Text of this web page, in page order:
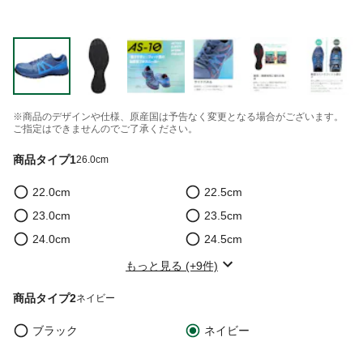
※商品のデザインや仕様、原産国は予告なく変更となる場合がございます。
ご指定はできませんのでご了承ください。
商品タイプ126.0cm
22.0cm
22.5cm
23.0cm
23.5cm
24.0cm
24.5cm
もっと見る (+9件)
商品タイプ2ネイビー
ブラック ネイビー